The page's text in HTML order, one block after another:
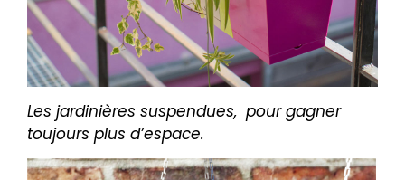
Les jardinières suspendues, pour gagner
toujours plus d’espace.